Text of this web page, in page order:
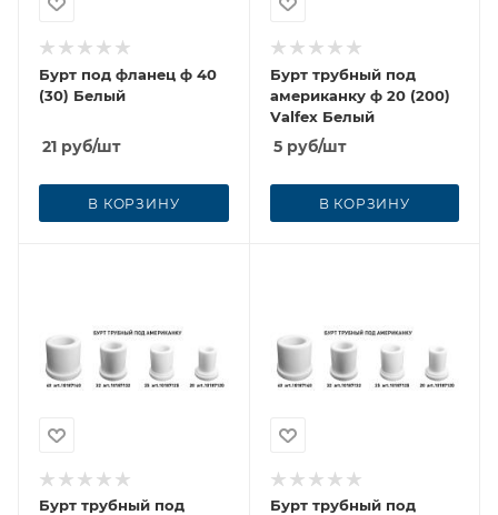
Бурт под фланец ф 40
(30) Белый
21 руб/шт
В КОРЗИНУ
Бурт трубный под
американку ф 20 (200)
Vаlfex Белый
5руб/шт
В КОРЗИНУ
Бурт трубный под
Бурт трубный под